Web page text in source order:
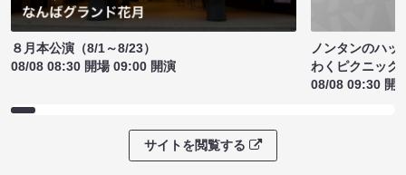
８月本公演（8/1～8/23）
08/08 08:30 開場 09:00 開演
ノンタンのハッ
わくピクニック
08/08 09:30 開
サイトを閲覧する